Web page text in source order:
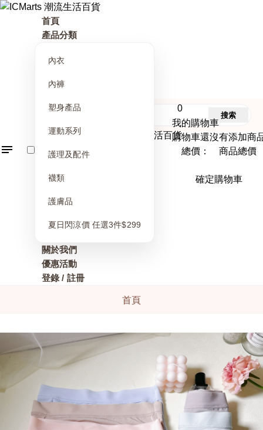
首頁
產品分類
內衣
內褲
塑身產品
運動系列
護理及配件
襪類
護膚品
夏日閃涼價 任選3件$299
關於我們
優惠活動
登錄 / 註冊
0
我的購物車
購物車還沒有添加商
總價： 商品總價
確定購物車
搜索
首頁